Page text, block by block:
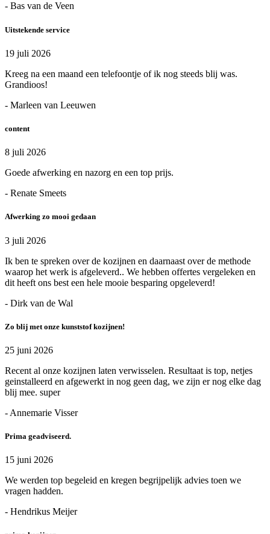
- Bas van de Veen
Uitstekende service
19 juli 2026
Kreeg na een maand een telefoontje of ik nog steeds blij was.
Grandioos!
- Marleen van Leeuwen
content
8 juli 2026
Goede afwerking en nazorg en een top prijs.
- Renate Smeets
Afwerking zo mooi gedaan
3 juli 2026
Ik ben te spreken over de kozijnen en daarnaast over de methode
waarop het werk is afgeleverd.. We hebben offertes vergeleken en
dit heeft ons best een hele mooie besparing opgeleverd!
- Dirk van de Wal
Zo blij met onze kunststof kozijnen!
25 juni 2026
Recent al onze kozijnen laten verwisselen. Resultaat is top, netjes
geinstalleerd en afgewerkt in nog geen dag, we zijn er nog elke dag
blij mee. super
- Annemarie Visser
Prima geadviseerd.
15 juni 2026
We werden top begeleid en kregen begrijpelijk advies toen we
vragen hadden.
- Hendrikus Meijer